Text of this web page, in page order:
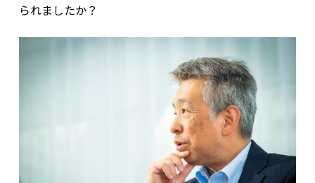
られましたか？